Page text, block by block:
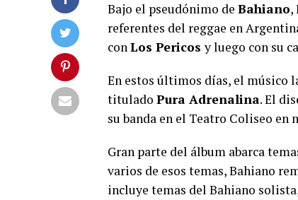
Bajo el pseudónimo de Bahiano,
referentes del reggae en
conLos Pericosy luego con su
En estos últimos días, el músico
titulado Pura Adrenalina. El
su banda en el Teatro Coliseo en
Gran parte del álbum abarca
varios de esos temas, Bahiano
incluye temas del Bahiano